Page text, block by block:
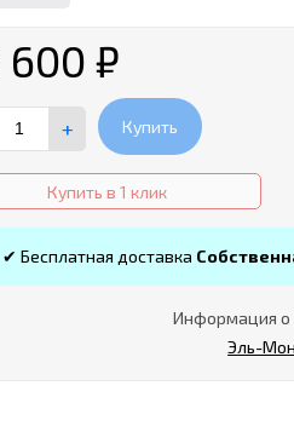
600₽
+ Купить
Купить в 1 клик
✔ Бесплатная доставка
Информация о
Эль-